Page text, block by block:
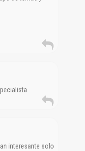
interesante solo